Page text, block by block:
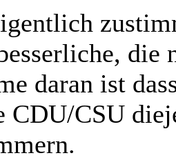
die
daran ist
CDU/CSU